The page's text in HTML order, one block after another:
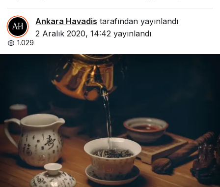
Ankara Havadis tarafından yayınlandı
2 Aralık 2020, 14:42 yayınlandı
1.029